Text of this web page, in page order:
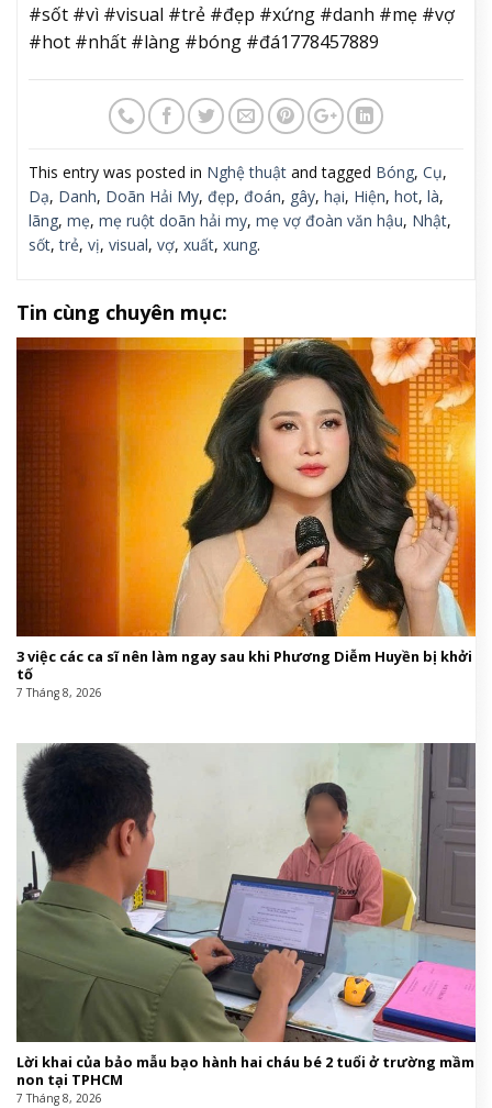
#sốt #vì #visual #trẻ #đẹp #xứng #danh #mẹ #vợ
#hot #nhất #làng #bóng #đá1778457889
This entry was posted in Nghệ thuật and tagged Bóng, Cụ,
Dạ, Danh, Doãn Hải My, đẹp, đoán, gây, hại, Hiện, hot, là,
lãng, mẹ, mẹ ruột doãn hải my, mẹ vợ đoàn văn hậu, Nhật,
sốt,trẻ, vị, visual, vợ, xuất, xung.
Tin cùng chuyên mục:
3 việc các ca sĩ nên làm ngay sau khi Phương Diễm Huyền bị khởi
tố
7 Tháng 8, 2026
Lời khai của bảo mẫu bạo hành hai cháu bé 2 tuổi ở trường mầm
non tại TPHCM
7 Tháng 8, 2026